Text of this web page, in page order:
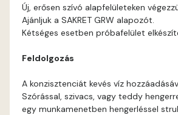
Cognac C
Coral C
Új, erősen szívó alapfelületeken
Ajánljuk a SAKRET GRW alapozót.
Kétséges esetben próbafelület
Feldolgozás
A konzisztenciát kevés víz
Szórással, szivacs, vagy teddy
egy munkamenetben hengerléssel